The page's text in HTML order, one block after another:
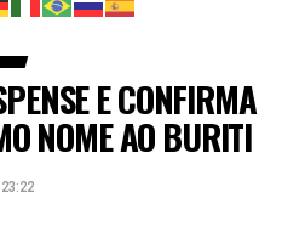
E CONFIRMA
NOME AO BURITI